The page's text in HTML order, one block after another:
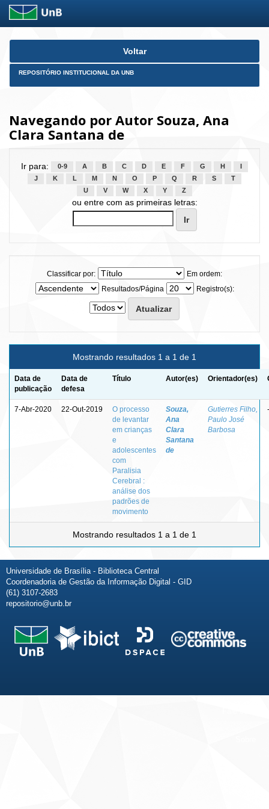
Skip
Voltar
REPOSITÓRIO INSTITUCIONAL DA UNB
Navegando por Autor Souza, Ana
Clara Santana de
Ir para: 0-9 A B C D E F G H
J
K L M N O P Q R S
T
U
V W X Y Z
ou entre com as primeiras letras:
Classificar por:
Em ordem:
Resultados/Página
Registro(s):
Mostrando resultados 1 a 1 de 1
Data de
publicação
Data de
defesa
Título Autor(es) Orientador(es)
7-Abr-2020 22-Out-2019
O processo
de levantar
em crianças
e
adolescentes
com
Paralisia
Cerebral :
análise dos
padrões de
movimento
Souza,
Ana
Clara
Santana
de
Gutierres Filho,
Paulo José
Barbosa
-
Mostrando resultados 1 a 1 de 1
Universidade de Brasília - Biblioteca Central
Coordenadoria de Gestão da Informação Digital - GID
(61) 3107-2683
repositorio@unb.br